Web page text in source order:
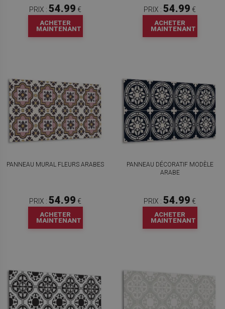
PRIX : 54.99 €
ACHETER
MAINTENANT
PRIX : 54.99 €
ACHETER
MAINTENANT
PANNEAU MURAL FLEURS ARABES
PRIX : 54.99 €
ACHETER
MAINTENANT
PANNEAU DÉCORATIF MODÈLE
ARABE
PRIX : 54.99 €
ACHETER
MAINTENANT